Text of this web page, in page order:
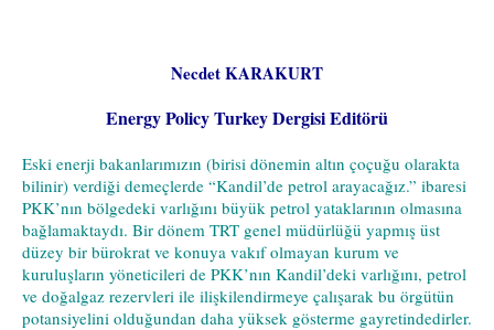
Necdet KARAKURT
Energy Policy Turkey Dergisi Editörü
Eski enerji bakanlarımızın (birisi dönemin altın çoçuğu olarakta
bilinir) verdiği demeçlerde “Kandil’de petrol arayacağız.” ibaresi
PKK’nın bölgedeki varlığını büyük petrol yataklarının olmasına
bağlamaktaydı. Bir dönem TRT genel müdürlüğü yapmış üst
düzey bir bürokrat ve konuya vakıf olmayan kurum ve
kuruluşların yöneticileri de PKK’nın Kandil’deki varlığını, petrol
ve doğalgaz rezervleri ile ilişkilendirmeye çalışarak bu örgütün
potansiyelini olduğundan daha yüksek gösterme gayretindedirler.